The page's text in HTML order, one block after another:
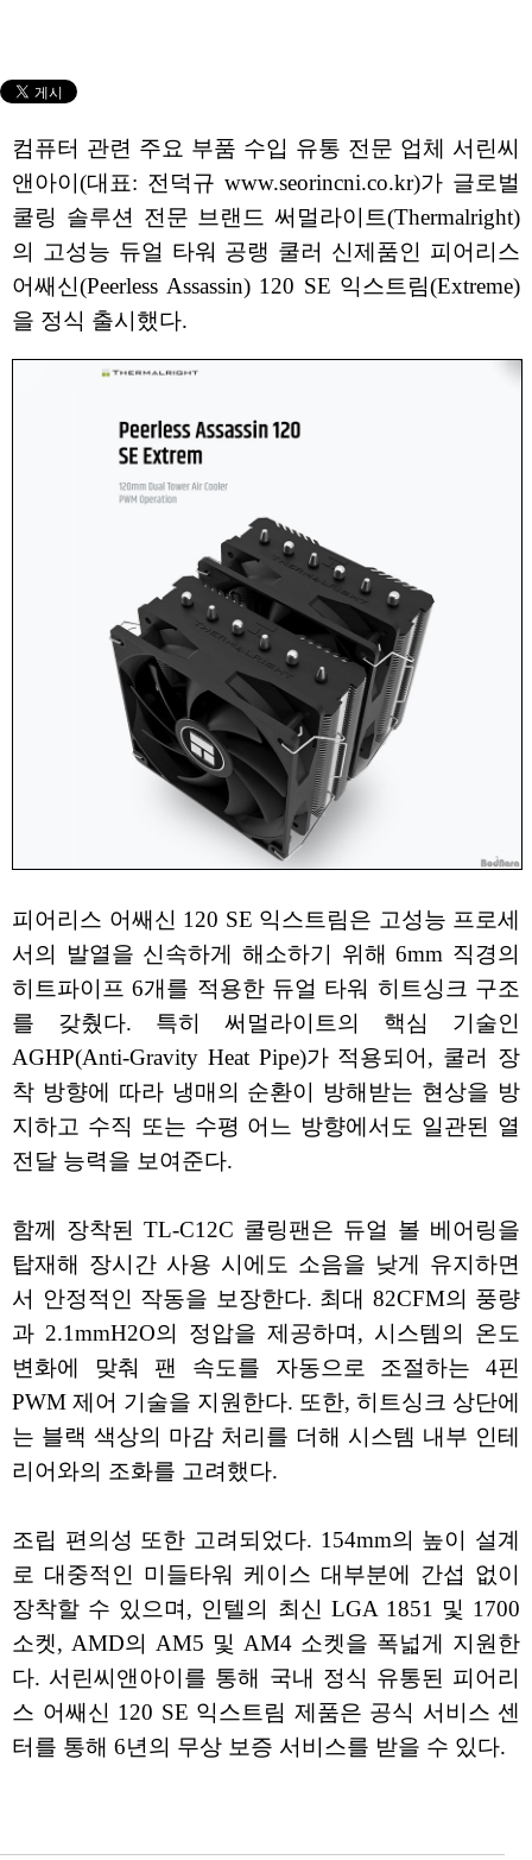
컴퓨터 관련 주요 부품 수입 유통 전문 업체 서린씨
앤아이(대표: 전덕규 www.seorincni.co.kr)가 글로벌
쿨링 솔루션 전문 브랜드 써멀라이트(Thermalright)
의 고성능 듀얼 타워 공랭 쿨러 신제품인 피어리스
어쌔신(Peerless Assassin) 120 SE 익스트림(Extreme)
을 정식 출시했다.
피어리스 어쌔신 120 SE 익스트림은 고성능 프로세
서의 발열을 신속하게 해소하기 위해 6mm 직경의
히트파이프 6개를 적용한 듀얼 타워 히트싱크 구조
를 갖췄다. 특히 써멀라이트의 핵심 기술인
AGHP(Anti-Gravity Heat Pipe)가 적용되어, 쿨러 장
착 방향에 따라 냉매의 순환이 방해받는 현상을 방
지하고 수직 또는 수평 어느 방향에서도 일관된 열
전달 능력을 보여준다.
함께 장착된 TL-C12C 쿨링팬은 듀얼 볼 베어링을
탑재해 장시간 사용 시에도 소음을 낮게 유지하면
서 안정적인 작동을 보장한다. 최대 82CFM의 풍량
과 2.1mmH2O의 정압을 제공하며, 시스템의 온도
변화에 맞춰 팬 속도를 자동으로 조절하는 4핀
PWM 제어 기술을 지원한다. 또한, 히트싱크 상단에
는 블랙 색상의 마감 처리를 더해 시스템 내부 인테
리어와의 조화를 고려했다.
조립 편의성 또한 고려되었다. 154mm의 높이 설계
로 대중적인 미들타워 케이스 대부분에 간섭 없이
장착할 수 있으며, 인텔의 최신 LGA 1851 및 1700
소켓, AMD의 AM5 및 AM4 소켓을 폭넓게 지원한
다. 서린씨앤아이를 통해 국내 정식 유통된 피어리
스 어쌔신 120 SE 익스트림 제품은 공식 서비스 센
터를 통해 6년의 무상 보증 서비스를 받을 수 있다.